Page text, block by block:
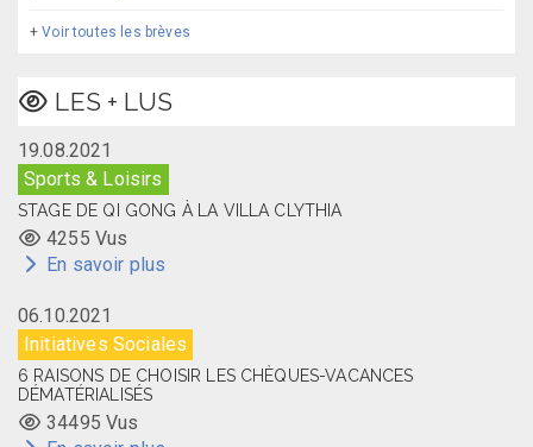
+Voir toutes les brèves
LES + LUS
19.08.2021
Sports & Loisirs
STAGE DE QI GONG À LA VILLA CLYTHIA
4255 Vus
En savoir plus
06.10.2021
Initiatives Sociales
6 RAISONS DE CHOISIR LES CHÈQUES-VACANCES
DÉMATÉRIALISÉS
34495 Vus